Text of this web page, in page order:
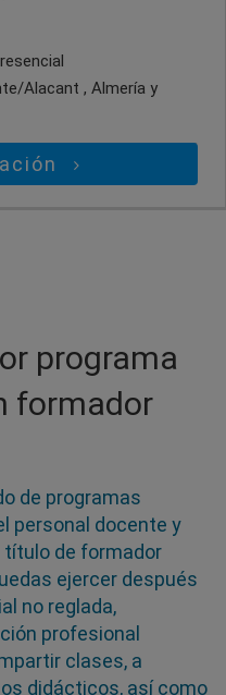
Alacant , Almería y
programa
formador
de programas
personal docente y
título de formador
ejercer después
no reglada,
profesional
clases, a
didácticos, así como